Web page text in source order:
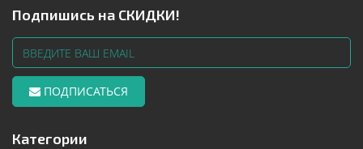
Подпишись на СКИДКИ!
ПОДПИСАТЬСЯ
Категории